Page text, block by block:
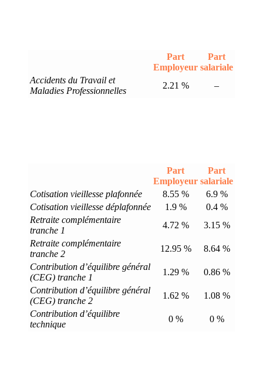
Part
Employeur
Part
salariale
Accidents du Travail et
Maladies Professionnelles
2.21 % –
Part
Employeur
Part
salariale
Cotisation vieillesse plafonnée
8.55 %
6.9 %
Cotisation vieillesse déplafonnée
1.9 %
0.4 %
Retraite complémentaire
tranche 1
4.72 %
3.15 %
Retraite complémentaire
tranche 2
12.95 %
8.64 %
Contribution d’équilibre général
(CEG) tranche 1
1.29 %
0.86 %
Contribution d’équilibre général
(CEG) tranche 2
1.62 %
1.08 %
Contribution d’équilibre
technique
0 % 0 %